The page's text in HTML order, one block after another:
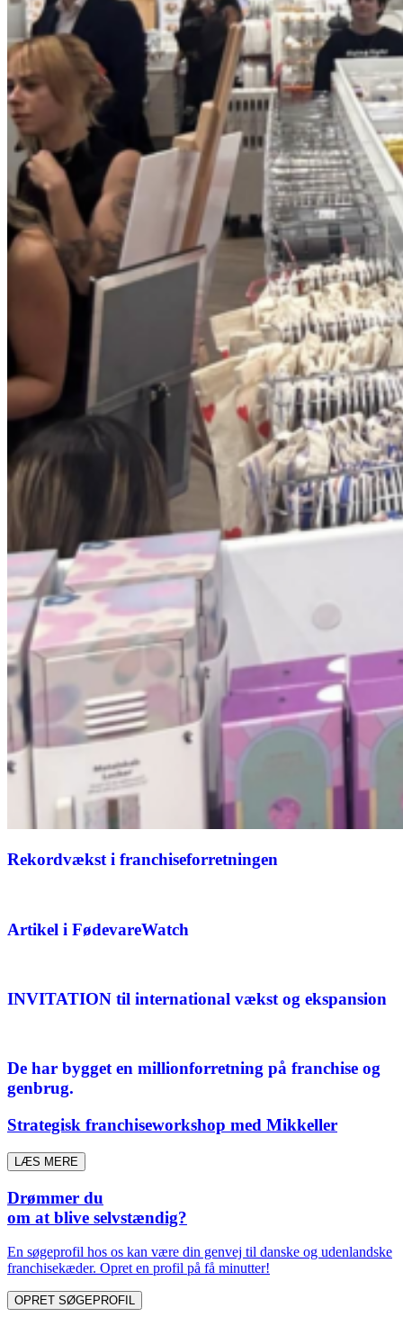
Rekordvækst i franchiseforretningen
Artikel i FødevareWatch
INVITATION til international vækst og ekspansion
De har bygget en millionforretning på franchise og
genbrug.
Strategisk franchiseworkshop med Mikkeller
LÆS MERE
Drømmer du
om at blive selvstændig?
En søgeprofil hos os kan være din genvej til danske og udenlandske
franchisekæder. Opret en profil på få minutter!
OPRET SØGEPROFIL